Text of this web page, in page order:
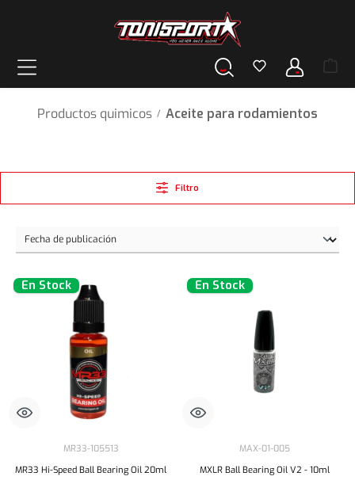
Productos quimicos / Aceite para rodamientos
Filtro
En Stock
MR33-105513
MR33 Hi-Speed Ball Bearing Oil 20ml
En Stock
MAX-01-005
MXLR Ball Bearing Oil V2 - 10ml